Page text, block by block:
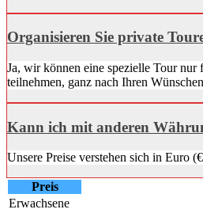
Organisieren Sie private
Ja, wir können eine spezielle Tour
teilnehmen, ganz nach Ihren Wünschen
Kann ich mit anderen
Unsere Preise verstehen sich in Euro
Preis
Erwachsene